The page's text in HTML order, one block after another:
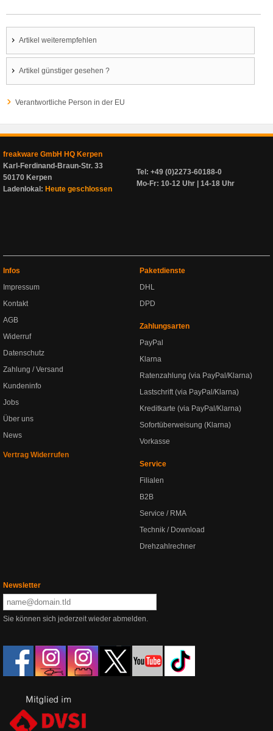
Artikel weiterempfehlen
Artikel günstiger gesehen ?
Verantwortliche Person in der EU
freakware GmbH HQ Kerpen
Karl-Ferdinand-Braun-Str. 33
50170 Kerpen
Ladenlokal: Heute geschlossen
Tel: +49 (0)2273-60188-0
Mo-Fr: 10-12 Uhr | 14-18 Uhr
Infos
Impressum
Kontakt
AGB
Widerruf
Datenschutz
Zahlung / Versand
Kundeninfo
Jobs
Über uns
News
Vertrag Widerrufen
Paketdienste
DHL
DPD
Zahlungsarten
PayPal
Klarna
Ratenzahlung (via PayPal/Klarna)
Lastschrift (via PayPal/Klarna)
Kreditkarte (via PayPal/Klarna)
Sofortüberweisung (Klarna)
Vorkasse
Service
Filialen
B2B
Service / RMA
Technik / Download
Drehzahlrechner
Newsletter
Sie können sich jederzeit wieder abmelden.